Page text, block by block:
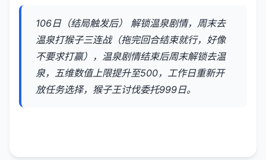
106日（结局触发后） 解锁温泉剧情，周末去
温泉打猴子三连战（拖完回合结束就行，好像
不要求打赢），温泉剧情结束后周末解锁去温
泉，五维数值上限提升至500，工作日重新开
放任务选择，猴子王讨伐委托999日。